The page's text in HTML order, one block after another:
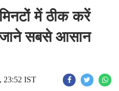
में ठीक करें
जाने सबसे आसान
23:52 IST